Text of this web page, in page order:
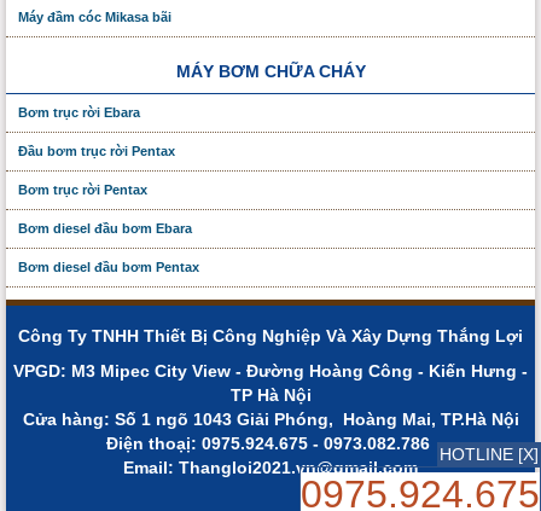
Máy đầm cóc Mikasa bãi
MÁY BƠM CHỮA CHÁY
Bơm trục rời Ebara
Đầu bơm trục rời Pentax
Bơm trục rời Pentax
Bơm diesel đầu bơm Ebara
Bơm diesel đầu bơm Pentax
Công Ty TNHH Thiết Bị Công Nghiệp Và Xây Dựng Thắng Lợi
VPGD: M3 Mipec City View - Đường Hoàng Công - Kiến Hưng -
TP Hà Nội
Cửa hàng: Số 1 ngõ 1043 Giải Phóng, Hoàng Mai, TP.Hà Nội
Điện thoạị: 0975.924.675 - 0973.082.786
Email: Thangloi2021.vn@gmail.com
HOTLINE [X]
0975.924.675